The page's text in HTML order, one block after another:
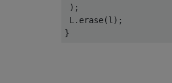
);
L . erase(l );
}